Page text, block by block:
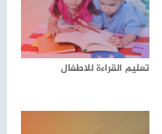
تعليم القراءة للاطفال